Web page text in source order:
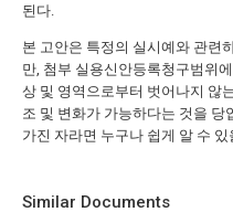
된다.
본 고안은 특정의 실시예와 관련
만, 첨부 실용신안등록청구범위
상 및 영역으로부터 벗어나지 않
조 및 변화가 가능하다는 것을 당
가진 자라면 누구나 쉽게 알 수 있
Similar Documents